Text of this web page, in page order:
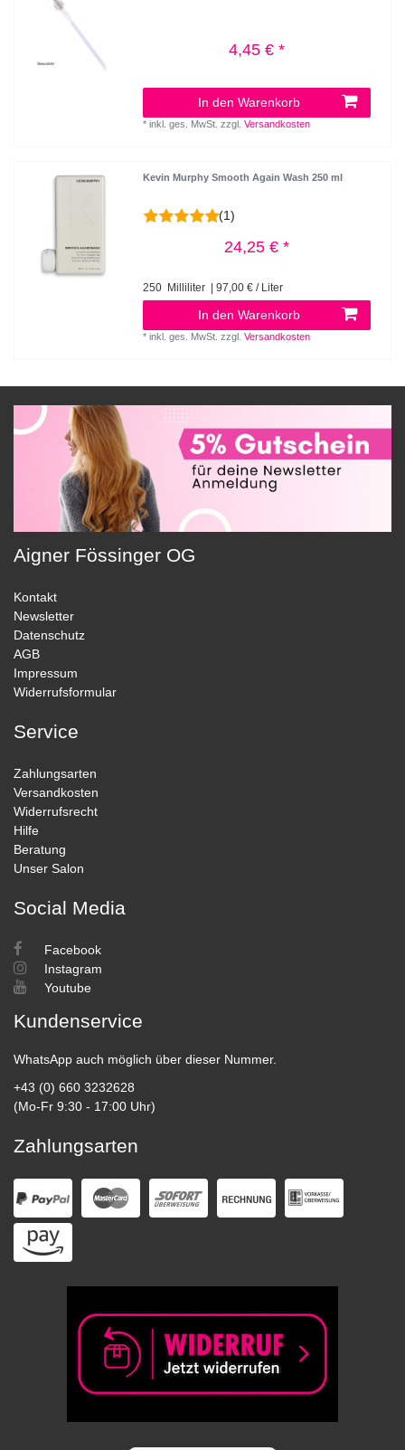
4,45 € *
In den Warenkorb
*inkl. ges. MwSt. zzgl.Versandkosten
Kevin Murphy Smooth Again Wash 250 ml
(1)
24,25 € *
250 Milliliter | 97,00 € / Liter
In den Warenkorb
*inkl. ges. MwSt. zzgl.Versandkosten
Aigner Fössinger OG
Kontakt
Newsletter
Datenschutz
AGB
Impressum
Widerrufsformular
Service
Zahlungsarten
Versandkosten
Widerrufsrecht
Hilfe
Beratung
Unser Salon
Social Media
Facebook
Instagram
Youtube
Kundenservice
WhatsApp auch möglich über dieser Nummer.
+43 (0) 660 3232628
(Mo-Fr 9:30 - 17:00 Uhr)
Zahlungsarten